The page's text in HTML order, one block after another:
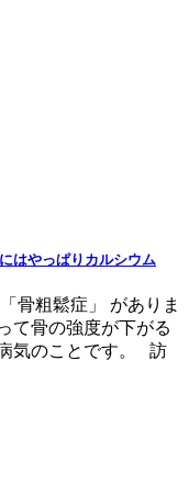
はやっぱりカルシウム
骨粗鬆症」 がありま
て骨の強度が下がる
気のことです。 訪